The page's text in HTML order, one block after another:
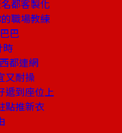
都客製化
職場教練
巴
時
都連網
又耐操
到座位上
點推新衣